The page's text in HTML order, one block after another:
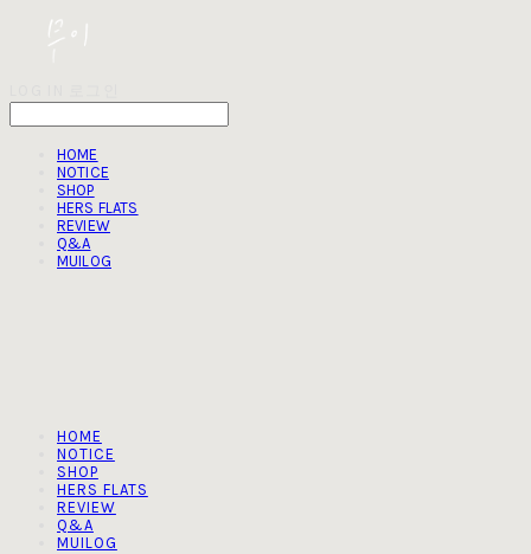
HOME
NOTICE
SHOP
HERS FLATS
REVIEW
Q&A
MUILOG
HOME
NOTICE
SHOP
HERS FLATS
REVIEW
Q&A
MUILOG